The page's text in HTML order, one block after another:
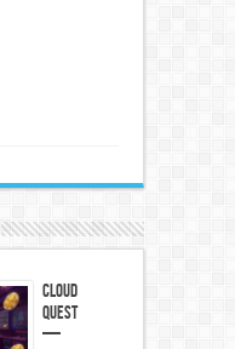
Cloud
Quest
—